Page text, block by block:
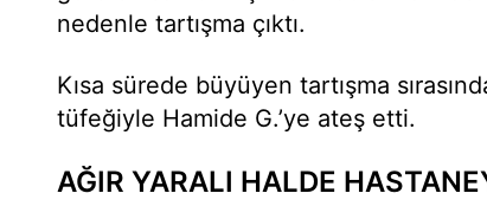
nedenle tartışma çıktı.
Kısa sürede büyüyen tartışma
tüfeğiyle Hamide G.’ye ateş etti.
AĞIR YARALI HALDE